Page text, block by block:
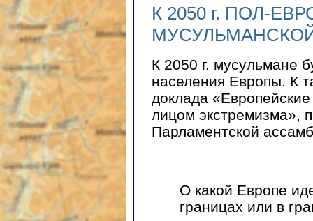
К 2050 г. ПОЛ-
К 2050 г. мусульмане
населения Европы. К
доклада
лицом экстремизма»,
Парламентской
О какой Европе
границах или в